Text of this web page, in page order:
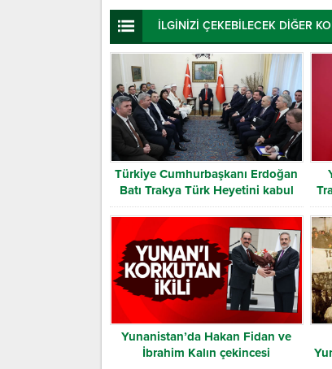
İLGİNİZİ ÇEKEBİLECEK DİĞER
Türkiye Cumhurbaşkanı Erdoğan
Batı Trakya Türk Heyetini kabul
etti
Yunanistan’da Hakan Fidan ve
İbrahim Kalın çekincesi